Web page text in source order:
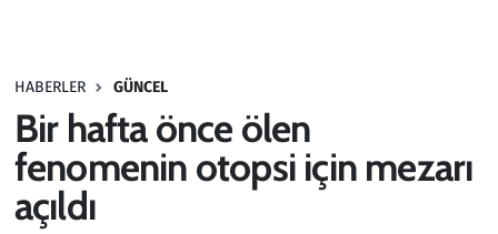
HABERLER GÜNCEL
Bir hafta önce ölen
fenomenin otopsi için mezarı
açıldı
Haber
Kültür Sanat
Kurumsal Haberler